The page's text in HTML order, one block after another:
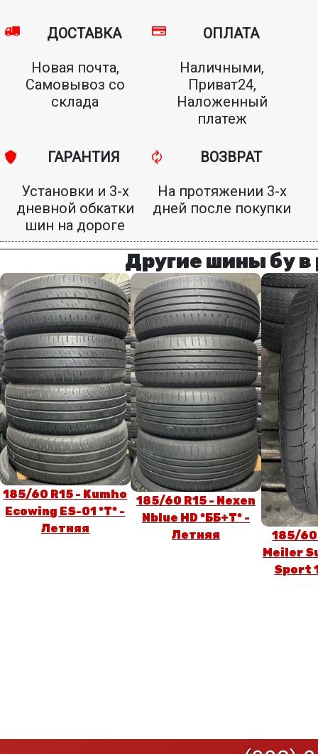
ДОСТАВКА
Новая почта,
Самовывоз со
склада
ОПЛАТА
Наличными,
Приват24,
Наложенный
платеж
ГАРАНТИЯ
Установки и 3-х
дневной обкатки
шин на дороге
ВОЗВРАТ
На протяжении 3-х
дней после покупки
Другие шины бу в
185/60 R15 - Kumho
Ecowing ES-01 *T* -
Летняя
185/60 R15 - Nexen
Nblue HD *ББ+T* -
Летняя
185/60
Meiler
Sport